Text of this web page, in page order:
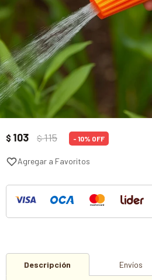
$ 103 $115 10
Descripción Envíos